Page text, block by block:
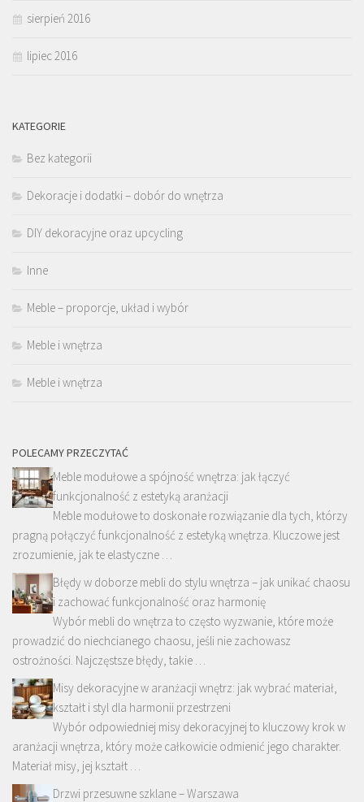
sierpień 2016
lipiec 2016
KATEGORIE
Bez kategorii
Dekoracje i dodatki – dobór do wnętrza
DIY dekoracyjne oraz upcycling
Inne
Meble – proporcje, układ i wybór
Meble i wnętrza
Meble i wnętrza
POLECAMY PRZECZYTAĆ
Meble modułowe a spójność wnętrza: jak łączyć
funkcjonalność z estetyką aranżacji
Meble modułowe to doskonałe rozwiązanie dla tych, którzy
pragną połączyć funkcjonalność z estetyką wnętrza. Kluczowe jest
zrozumienie, jak te elastyczne …
Błędy w doborze mebli do stylu wnętrza – jak unikać chaosu
i zachować funkcjonalność oraz harmonię
Wybór mebli do wnętrza to często wyzwanie, które może
prowadzić do niechcianego chaosu, jeśli nie zachowasz
ostrożności. Najczęstsze błędy, takie …
Misy dekoracyjne w aranżacji wnętrz: jak wybrać materiał,
kształt i styl dla harmonii przestrzeni
Wybór odpowiedniej misy dekoracyjnej to kluczowy krok w
aranżacji wnętrza, który może całkowicie odmienić jego charakter.
Materiał misy, jej kształt …
Drzwi przesuwne szklane – Warszawa